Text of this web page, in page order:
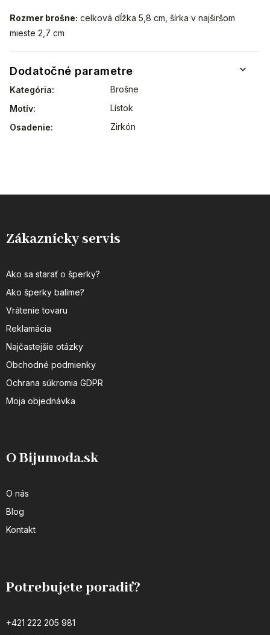
Rozmer brošne: celková dĺžka 5,8 cm, šírka v najširšom
mieste 2,7 cm
Dodatočné parametre
Kategória:
Brošne
Motív:
Lístok
Osadenie: Zirkón
Zákaznícky servis
Ako sa starať o šperky?
Ako šperky balíme?
Vrátenie tovaru
Reklamácia
Najčastejšie otázky
Obchodné podmienky
Ochrana súkromia GDPR
Moja objednávka
O Bijumoda.sk
O nás
Blog
Kontakt
Potrebujete poradiť?
+421 222 205 981